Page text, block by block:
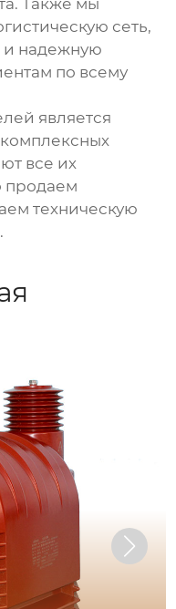
Также мы
сеть,
и надежную
по всему
является
все их
продаем
техническую